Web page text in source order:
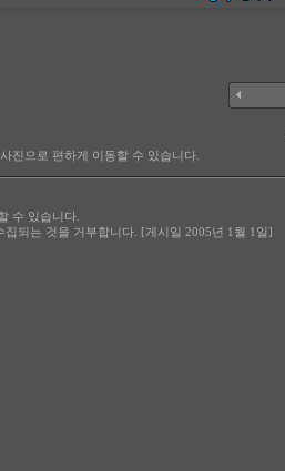
진으로 편하게 이동할 수 있습니다.
수 있습니다.
되는 것을 거부합니다. [게시일 2005년 1월 1일]